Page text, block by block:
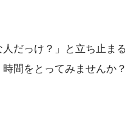
だっけ？」と立ち止ま
間をとってみませんか？